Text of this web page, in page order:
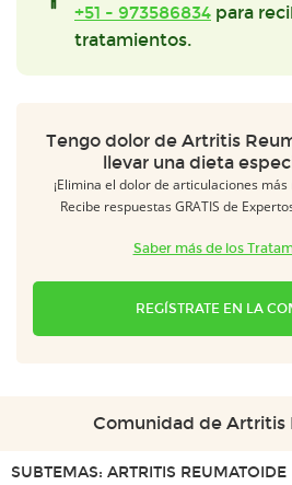
+51 - 973586834 para
tratamientos.
Tengo dolor de Artritis
llevar una dieta
¡Elimina el dolor de articulaciones
Recibe respuestas GRATIS de
Saber más de los
REGÍSTRATE EN LA
Comunidad de Artritis
SUBTEMAS: ARTRITIS REUMATOIDE